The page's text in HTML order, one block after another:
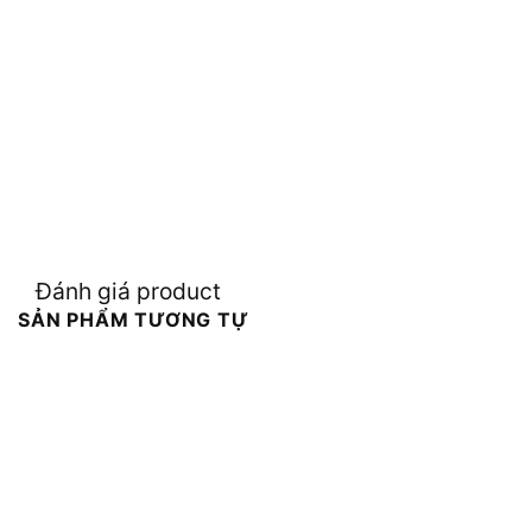
Đánh giá product
SẢN PHẨM TƯƠNG TỰ